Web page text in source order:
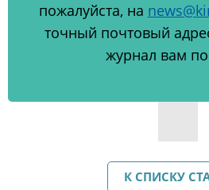
пожалуйста, на
точный почтовый
журнал вам
К СПИСКУ